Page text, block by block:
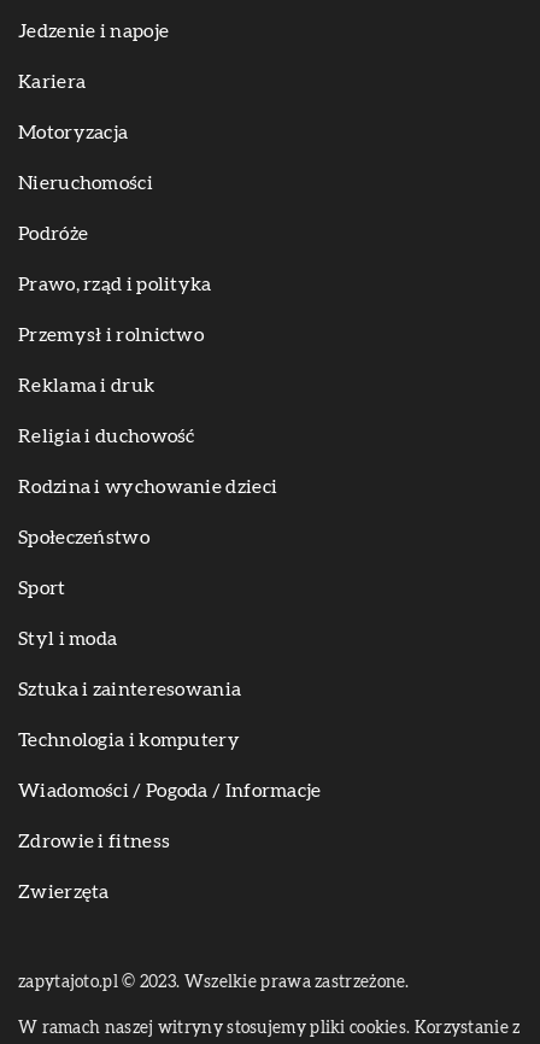
Jedzenie i napoje
Kariera
Motoryzacja
Nieruchomości
Podróże
Prawo, rząd i polityka
Przemysł i rolnictwo
Reklama i druk
Religia i duchowość
Rodzina i wychowanie dzieci
Społeczeństwo
Sport
Styl i moda
Sztuka i zainteresowania
Technologia i komputery
Wiadomości / Pogoda / Informacje
Zdrowie i fitness
Zwierzęta
zapytajoto.pl © 2023. Wszelkie prawa zastrzeżone.
W ramach naszej witryny stosujemy pliki cookies. Korzystanie z